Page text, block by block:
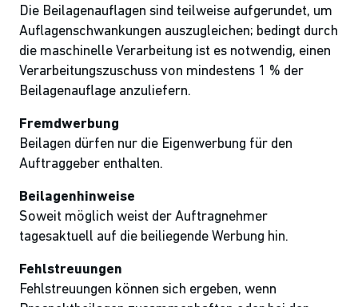
Die Beilagenauflagen sind teilweise aufgerundet, um
Auflagenschwankungen auszugleichen; bedingt durch
die maschinelle Verarbeitung ist es notwendig, einen
Verarbeitungszuschuss von mindestens 1 % der
Beilagenauflage anzuliefern.
Fremdwerbung
Beilagen dürfen nur die Eigenwerbung für den
Auftraggeber enthalten.
Beilagenhinweise
Soweit möglich weist der Auftragnehmer
tagesaktuell auf die beiliegende Werbung hin.
Fehlstreuungen
Fehlstreuungen können sich ergeben, wenn